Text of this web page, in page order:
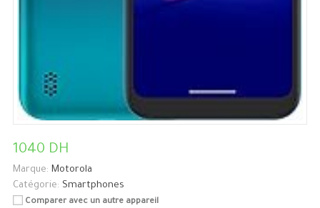
1040 DH
Marque: Motorola
Catégorie: Smartphones
Comparer avec un autre appareil